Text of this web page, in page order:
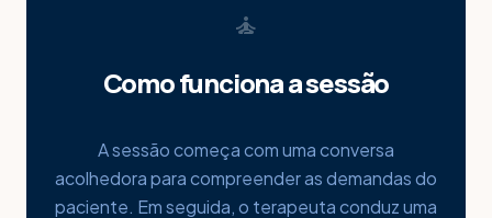
self_improvement
Como funciona a sessão
A sessão começa com uma conversa
acolhedora para compreender as demandas do
paciente. Em seguida, o terapeuta conduz uma